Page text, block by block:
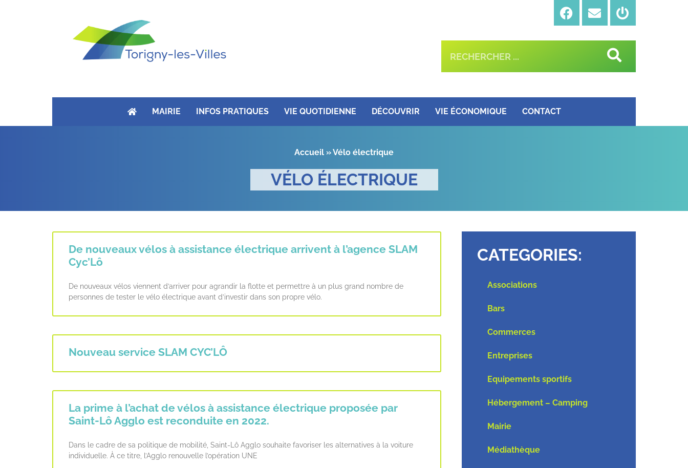
MAIRIE INFOS PRATIQUES VIE QUOTIDIENNE DÉCOUVRIR VIE ÉCONOMIQUE CONTACT
Accueil »Vélo électrique
VÉLO ÉLECTRIQUE
De nouveaux vélos à assistance électrique arrivent à l’agence SLAM
Cyc’Lô
De nouveaux vélos viennent d’arriver pour agrandir la flotte et permettre à un plus grand nombre de
personnes de tester le vélo électrique avant d’investir dans son propre vélo.
Nouveau service SLAM CYC’LÔ
La prime à l’achat de vélos à assistance électrique proposée par
Saint-Lô Agglo est reconduite en 2022.
Dans le cadre de sa politique de mobilité, Saint-Lô Agglo souhaite favoriser les alternatives à la voiture
individuelle. À ce titre, l’Agglo renouvelle l’opération UNE
CATEGORIES:
Associations
Bars
Commerces
Entreprises
Equipements sportifs
Hébergement – Camping
Mairie
Médiathèque